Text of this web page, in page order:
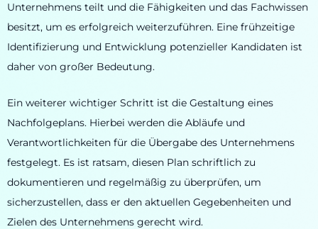
Unternehmens teilt und die Fähigkeiten und das Fachwissen
besitzt, um es erfolgreich weiterzuführen. Eine frühzeitige
Identifizierung und Entwicklung potenzieller Kandidaten ist
daher von großer Bedeutung.
Ein weiterer wichtiger Schritt ist die Gestaltung eines
Nachfolgeplans. Hierbei werden die Abläufe und
Verantwortlichkeiten für die Übergabe des Unternehmens
festgelegt. Es ist ratsam, diesen Plan schriftlich zu
dokumentieren und regelmäßig zu überprüfen, um
sicherzustellen, dass er den aktuellen Gegebenheiten und
Zielen des Unternehmens gerecht wird.